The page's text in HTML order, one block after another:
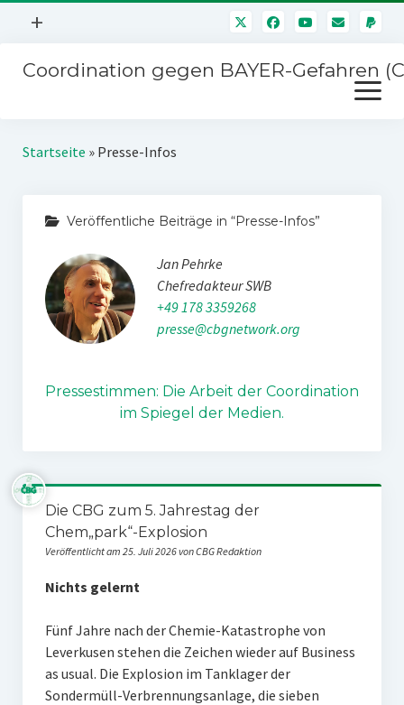
Menü
+
Mitmachen
Störfälle
Coordination gegen BAYER-Gefahren
Menü
öffnen
Kampagnen
Stichwort BAYER
Jahrestagung
SPENDEN
Startseite » Presse-Infos
Veröffentliche Beiträge in “Presse-Infos”
Jan Pehrke
Chefredakteur SWB
+49 178 3359268
presse@cbgnetwork.org
Pressestimmen: Die Arbeit der Coordination
im Spiegel der Medien.
Die CBG zum 5. Jahrestag der
Chem„park“-Explosion
Veröffentlicht am 25. Juli 2026 von CBG Redaktion
Nichts gelernt
Fünf Jahre nach der Chemie-Katastrophe von
Leverkusen stehen die Zeichen wieder auf Business
as usual. Die Explosion im Tanklager der
Sondermüll-Verbrennungsanlage, die sieben